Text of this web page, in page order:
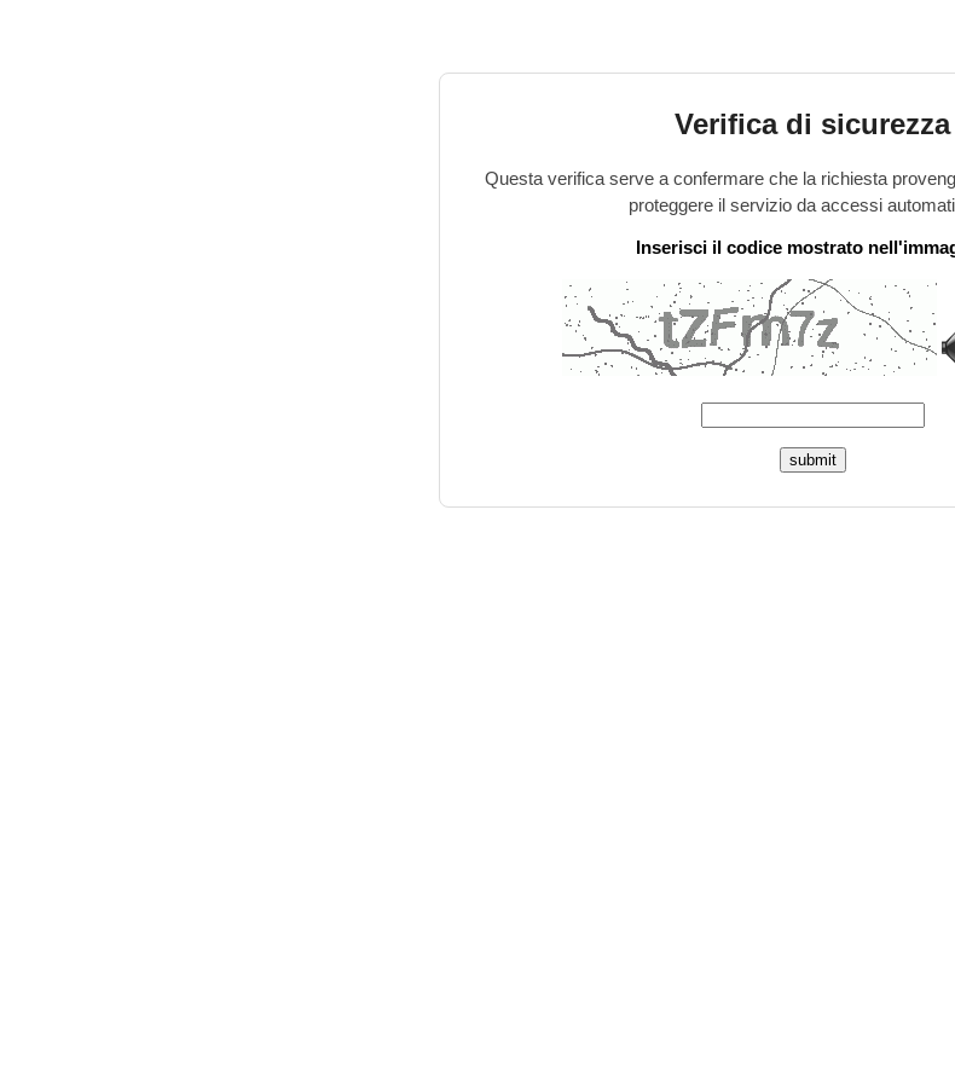
Verifica di sicurezza
Questa verifica serve a confermare che la richiesta
proteggere il servizio da accessi
Inserisci il codice mostrato
submit